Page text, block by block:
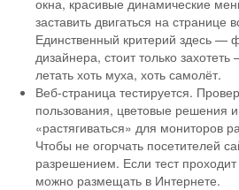
окна, красивые динамические
заставить двигаться на странице
Единственный критерий здесь —
дизайнера, стоит только
летать хоть муха, хоть самолёт.
Веб-страница тестируется.
пользования, цветовые решения
«растягиваться» для мониторов
Чтобы не огорчать посетителей
разрешением. Если тест
можно размещать в Интернете.